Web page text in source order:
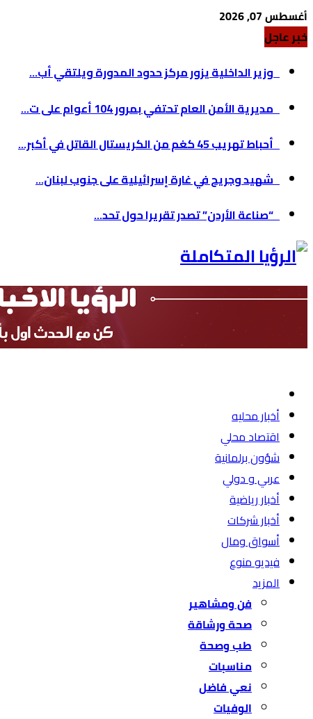
أغسطس 07, 2026
خبر عاجل
وزير الداخلية يزور مركز حدود المدورة ويلتقي أب...
مديرية الأمن العام تحتفي بمرور 104 أعوام على ت...
أحباط تهريب 45 كغم من الكريستال القاتل في أكبر...
شهيد وجريح في غارة إسرائيلية على جنوب لبنان...
“صناعة الأردن” تصدر تقريرا حول تحد...
أخبار محليه
اقتصاد محلي
شؤون برلمانية
عربي و دولي
أخبار رياضية
أخبار شركات
أسواق ومال
فيديو منوع
المزيد
فن ومشاهير
صحة ورشاقة
طب وصحة
مناسبات
نعي فاضل
الوفيات